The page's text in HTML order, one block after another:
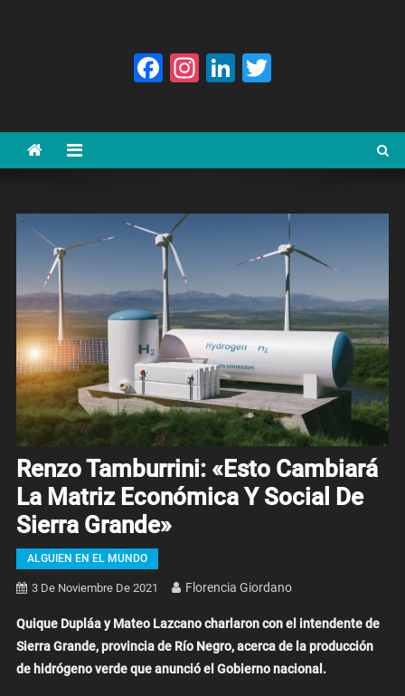
Facebook
Instagram
LinkedIn
Renzo Tamburrini: «Esto Cambiará
La Matriz Económica Y Social De
Sierra Grande»
ALGUIEN EN EL MUNDO
3 De Noviembre De 2021 Florencia Giordano
Quique Dupláa y Mateo Lazcano charlaron con el intendente de
Sierra Grande, provincia de Río Negro, acerca de la producción
de hidrógeno verde que anunció el Gobierno nacional.